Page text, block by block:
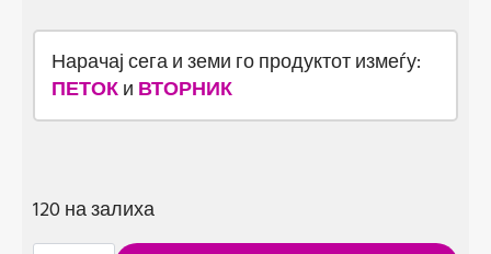
Нарачај сега и земи го продуктот измеѓу:
ПЕТОК и ВТОРНИК
120 на залиха